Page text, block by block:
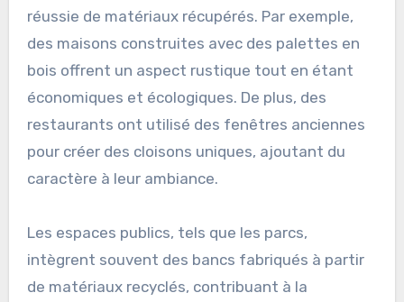
réussie de matériaux récupérés. Par exemple,
des maisons construites avec des palettes en
bois offrent un aspect rustique tout en étant
économiques et écologiques. De plus, des
restaurants ont utilisé des fenêtres anciennes
pour créer des cloisons uniques, ajoutant du
caractère à leur ambiance.
Les espaces publics, tels que les parcs,
intègrent souvent des bancs fabriqués à partir
de matériaux recyclés, contribuant à la